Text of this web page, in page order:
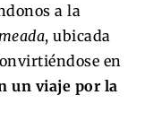
a la
, ubicada
en
un viaje por la